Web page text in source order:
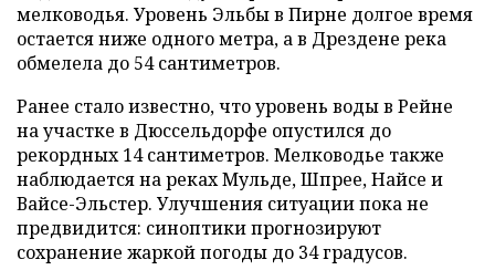
мелководья. Уровень Эльбы в Пирне долгое время
остается ниже одного метра, а в Дрездене река
обмелела до 54 сантиметров.
Ранее стало известно, что уровень воды в Рейне
на участке в Дюссельдорфе опустился до
рекордных 14 сантиметров. Мелководье также
наблюдается на реках Мульде, Шпрее, Найсе и
Вайсе-Эльстер. Улучшения ситуации пока не
предвидится: синоптики прогнозируют
сохранение жаркой погоды до 34 градусов.